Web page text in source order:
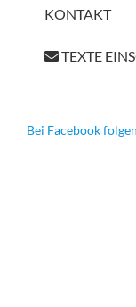
KONTAKT
TEXTE
Bei Facebook folgen